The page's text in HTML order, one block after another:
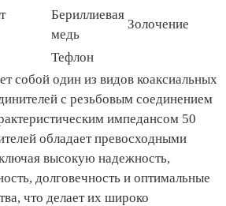
Бериллиевая
медь
Золочение
Тефлон
собой один из видов коаксиальных
с резьбовым соединением
импедансом 50
обладает превосходными
высокую надежность,
долговечность и оптимальные
что делает их широко